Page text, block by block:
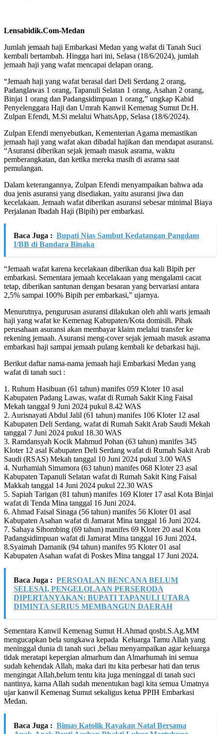
Lensabidik.Com-Medan
Jumlah jemaah haji Embarkasi Medan yang wafat di Tanah Suci
kembali bertambah. Hingga hari ini, Selasa (18/6/2024), jumlah
jemaah haji yang wafat mencapai delapan orang.
“Jemaah haji yang wafat berasal dari Deli Serdang 2 orang,
Padanglawas 1 orang, Tapanuli Selatan 1 orang, Asahan 2 orang,
Binjai 1 orang dan Padangsidimpuan 1 orang,” ungkap Kabid
Penyelenggara Haji dan Umrah Kanwil Kemenag Sumut Dr.H.
Zulpan Efendi, M.Si melalui WhatsApp, Selasa (18/6/2024).
Zulpan Efendi menyebutkan, Kementerian Agama memastikan
jemaah haji yang wafat akan dibadal hajikan dan mendapat asuransi.
“Asuransi diberikan sejak jemaah masuk asrama, waktu
pemberangkatan, dan ketika mereka masih di asrama saat
pemulangan.
Dalam keterangannya, Zulpan Efendi menyampaikan bahwa ada
dua jenis asuransi yang disediakan, yaitu asuransi jiwa dan
kecelakaan. Jemaah wafat diberikan asuransi sebesar minimal Biaya
Perjalanan Ibadah Haji (Bipih) per embarkasi.
Baca Juga : Bupati Nias Sambut Kedatangan Pangdam
I/BB di Bandara Binaka
“Jemaah wafat karena kecelakaan diberikan dua kali Bipih per
embarkasi. Sementara jemaah kecelakaan yang mengalami cacat
tetap, diberikan santunan dengan besaran yang bervariasi antara
2,5% sampai 100% Bipih per embarkasi,” ujarnya.
Menurutnya, pengurusan asuransi dilakukan oleh ahli waris jemaah
haji yang wafat ke Kemenag Kabupaten/Kota domisili. Pihak
perusahaan asuransi akan membayar klaim melalui transfer ke
rekening jemaah. Asuransi meng-cover sejak jemaah masuk asrama
embarkasi haji sampai jemaah pulang kembali ke debarkasi haji.
Berikut daftar nama-nama jemaah haji Embarkasi Medan yang
wafat di tanah suci :
1. Ruhum Hasibuan (61 tahun) manifes 059 Kloter 10 asal
Kabupaten Padang Lawas, wafat di Rumah Sakit King Faisal
Mekah tanggal 9 Juni 2024 pukul 8.42 WAS
2. Aurisnayati Abdul Jalil (61 tahun) manifes 106 Kloter 12 asal
Kabupaten Deli Serdang, wafat di Rumah Sakit Arab Saudi Mekah
tanggal 7 Juni 2024 pukul 18.30 WAS
3. Ramdansyah Kocik Mahmud Pohan (63 tahun) manifes 345
Kloter 12 asal Kabupaten Deli Serdang wafat di Rumah Sakit Arab
Saudi (RSAS) Mekah tanggal 10 Juni 2024 pukul 3.00 WAS
4. Nurhamiah Simamora (63 tahun) manifes 068 Kloter 23 asal
Kabupaten Tapanuli Selatan wafat di Rumah Sakit King Faisal
Makkah tanggal 14 Juni 2024 pukul 22.30 WAS
5. Sapiah Tarigan (81 tahun) manifes 169 Kloter 17 asal Kota Binjai
wafat di Tenda Mina tanggal 16 Juni 2024.
6. Ahmad Faisal Sinaga (56 tahun) manifes 56 Kloter 01 asal
Kabupaten Asahan wafat di Jamarat Mina tanggal 16 Juni 2024.
7. Sahaya Sihombing (69 tahun) manifes 69 Kloter 20 asal Kota
Padangsidimpuan wafat di Jamarat Mina tanggal 16 Juni 2024.
8.Syaimah Damanik (94 tahun) manifes 95 Kloter 01 asal
Kabupaten Asahan wafat di Poskes Mina tanggal 17 Juni 2024.
Baca Juga : PERSOALAN BENCANA BELUM
SELESAI, PENGELOLAAN PERSERODA
DIPERTANYAKAN: BUPATI TAPANULI UTARA
DIMINTA SERIUS MEMBANGUN DAERAH
Sementara Kanwil Kemenag Sumut H.Ahmad qosbi.S.Ag.MM
mengucapkan bela sungkawa kepada Keluarga Tamu Allah yang
meninggal dunia di tanah suci ,beliau menyampaikan agar keluarga
tidak meratapi kepergian almarhum dan Almarhumah ini semua
sudah kehendak Allah, maka dari itu kita perbesar hati dan terus
mengingat Allah,belum tentu kita juga meninggal di tanah suci
nantinya, karna Allah sudah menentukan bagi kita semua Umatnya
ujar kanwil Kemenag Sumut sekaligus ketua PPIH Embarkasi
Medan.
Baca Juga : Bimas Katolik Rayakan Natal Bersama